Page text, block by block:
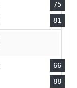
75
81
66
88